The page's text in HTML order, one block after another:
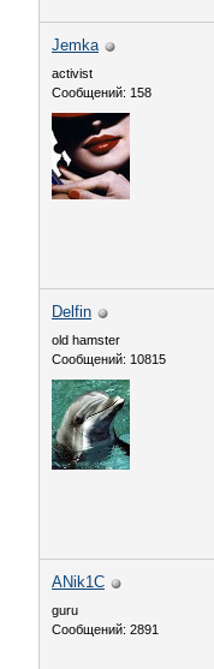
Jemka
activist
Сообщений: 158
Delfin
old hamster
Сообщений: 10815
ANik1C
guru
Сообщений: 2891